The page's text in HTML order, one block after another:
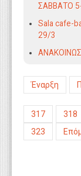
ΣΑΒΒΑΤΟ
Sala cafe-
29/3
Έναρξη
317
318
323